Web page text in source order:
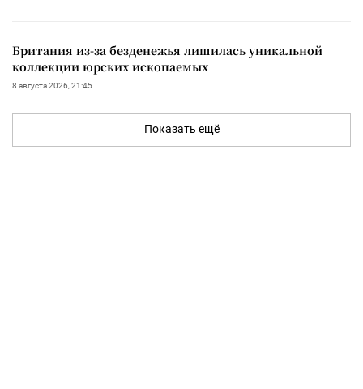
Британия из-за безденежья лишилась уникальной
коллекции юрских ископаемых
8 августа 2026, 21:45
Показать ещё